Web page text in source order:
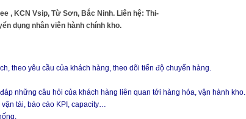
, KCN Vsip, Từ Sơn, Bắc Ninh. Liên hệ: Thi-
dụng nhân viên hành chính kho.
theo yêu cầu của khách hàng, theo dõi tiến độ chuyển hàng.
những câu hỏi của khách hàng liên quan tới hàng hóa, vận hành kho.
tải, báo cáo KPI, capacity…